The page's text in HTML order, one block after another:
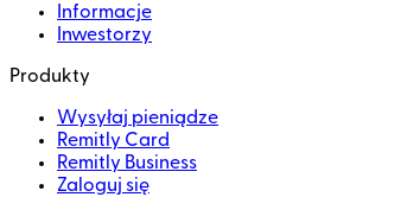
Informacje
Inwestorzy
Produkty
Wysyłaj pieniądze
Remitly Card
Remitly Business
Zaloguj się